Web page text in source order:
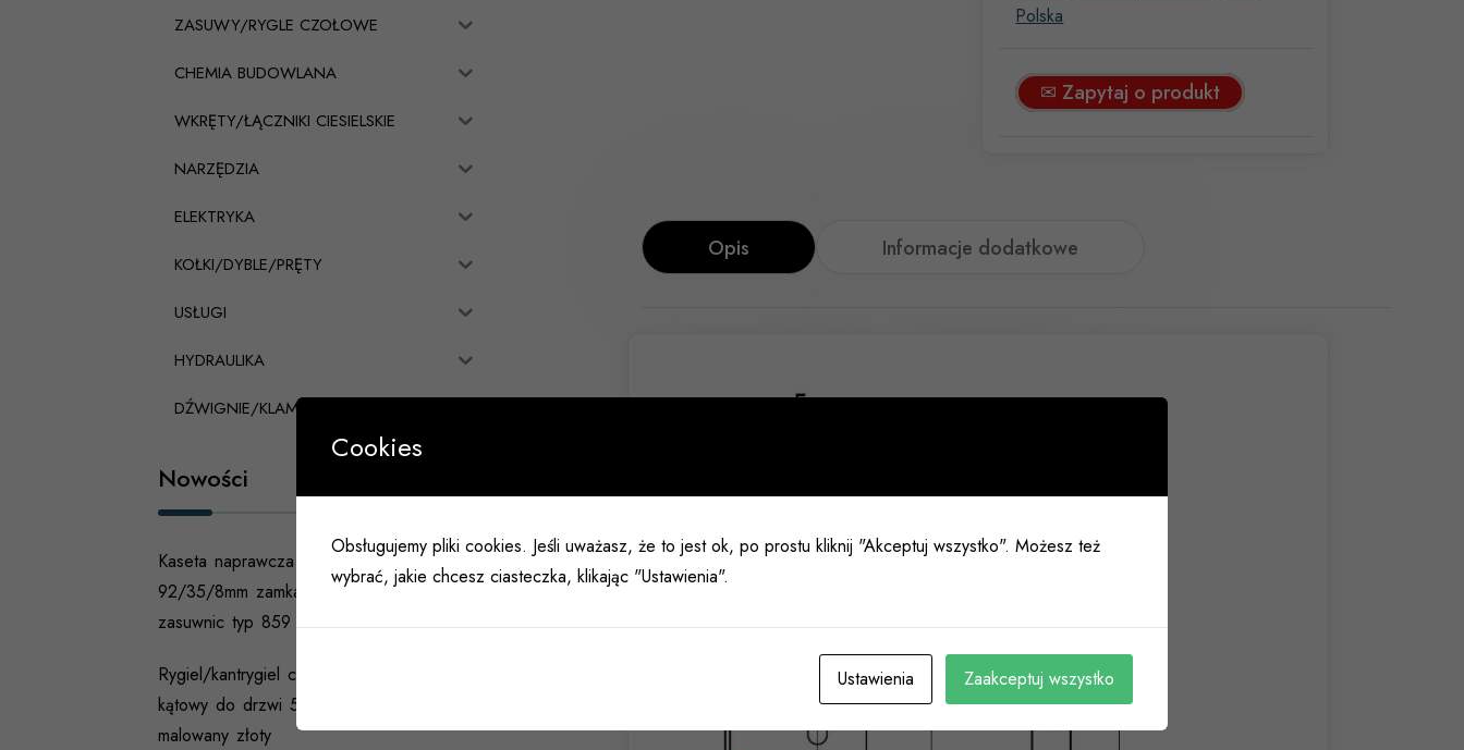
Polska
✉ Zapytaj o produkt
Opis Informacje dodatkowe
ZASUWY/RYGLE CZOŁOWE
CHEMIA BUDOWLANA
WKRĘTY/ŁĄCZNIKI CIESIELSKIE
NARZĘDZIA
ELEKTRYKA
KOŁKI/DYBLE/PRĘTY
USŁUGI
HYDRAULIKA
DŹWIGNIE/KLAMKI PANICZNE
Nowości
Kaseta naprawcza FUHR
92/35/8mm zamka głównego
zasuwnic typ 859
Rygiel/kantrygiel czołowy
kątowy do drzwi 500 x25mm
malowany złoty
Cookies
Obsługujemy pliki cookies. Jeśli uważasz, że to jest ok, po prostu kliknij "Akceptuj wszystko". Możesz też
wybrać, jakie chcesz ciasteczka, klikając "Ustawienia".
Ustawienia Zaakceptuj wszystko